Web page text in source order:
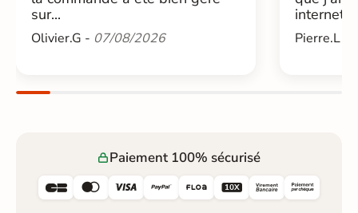
sur...
Olivier.G - 07/08/2026
internet....
Pierre.L -
Paiement 100% sécurisé
     